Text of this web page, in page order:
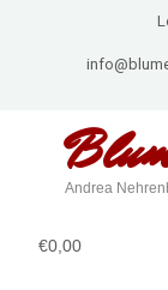
Andrea
€0,00